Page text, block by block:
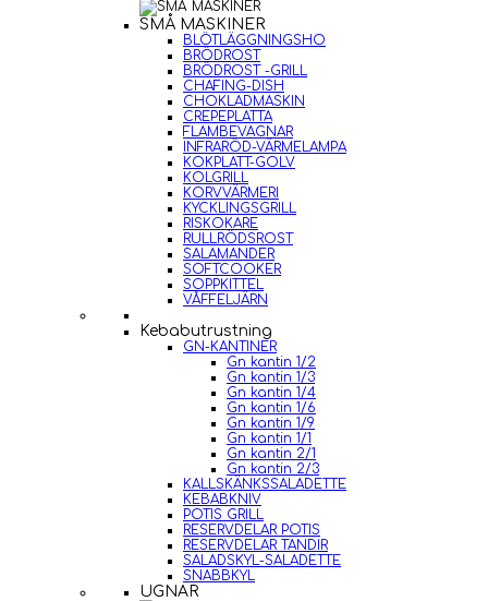
SMÅ MASKINER
BLÖTLÄGGNINGSHO
BRÖDROST
BRÖDROST -GRILL
CHAFING-DISH
CHOKLADMASKIN
CREPEPLATTA
FLAMBEVAGNAR
INFRARÖD-VÄRMELAMPA
KOKPLATT-GOLV
KOLGRILL
KORVVÄRMERI
KYCKLINGSGRILL
RISKOKARE
RULLRÖDSROST
SALAMANDER
SOFTCOOKER
SOPPKITTEL
VÅFFELJÄRN
Kebabutrustning
GN-KANTINER
Gn kantin 1/2
Gn kantin 1/3
Gn kantin 1/4
Gn kantin 1/6
Gn kantin 1/9
Gn kantin 1/1
Gn kantin 2/1
Gn kantin 2/3
KALLSKÄNKSSALADETTE
KEBABKNIV
POTIS GRILL
RESERVDELAR POTIS
RESERVDELAR TANDIR
SALADSKYL-SALADETTE
SNABBKYL
UGNAR